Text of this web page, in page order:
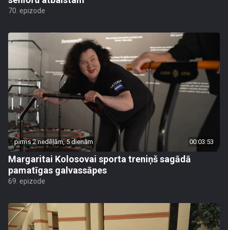
70. epizode
pirms 2 nedēļām, 5 dienām 00:03:53
Margaritai Kolosovai sporta treniņš sagādā
pamatīgas galvassāpes
69. epizode